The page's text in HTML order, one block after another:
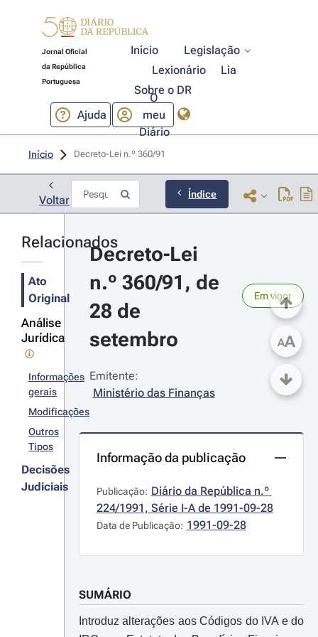
Jornal Oficial
da República
Portuguesa
Início
Legislação
Lexionário
Lia
Sobre o DR
Ajuda
O
meu
Diário
Início Decreto-Lei n.º 360/91
Voltar Índice
Relacionados
Ato
Original
Análise
Jurídica
Informações
gerais
Modificações
Outros
Tipos
Decisões
Judiciais
Decreto-Lei
n.º 360/91, de
28 de
setembro
Em vigor
Emitente:
Ministério das Finanças
Informação da publicação
Publicação: Diário da República n.º
224/1991, Série I-A de 1991-09-28
Data de Publicação: 1991-09-28
SUMÁRIO
Introduz alterações aos Códigos do IVA e do
AA